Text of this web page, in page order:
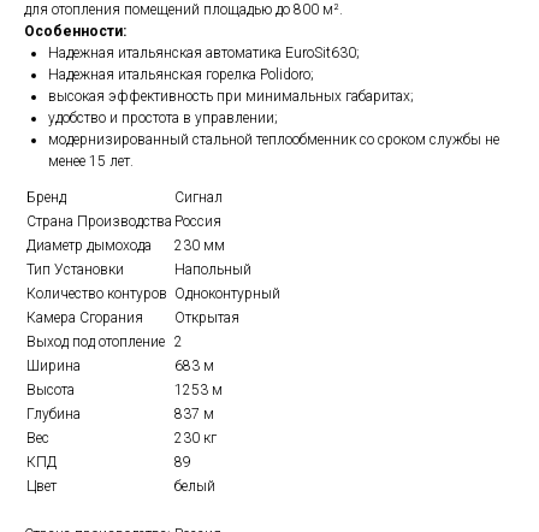
для отопления помещений площадью до 800 м².
Особенности:
Надежная итальянская автоматика EuroSit630;
Надежная итальянская горелка Polidoro;
высокая эффективность при минимальных габаритах;
удобство и простота в управлении;
модернизированный стальной теплообменник со сроком службы не
менее 15 лет.
Бренд
Сигнал
Страна Производства Россия
Диаметр дымохода
230 мм
Тип Установки
Напольный
Количество контуров Одноконтурный
Камера Сгорания
Открытая
Выход под отопление 2
Ширина
683 м
Высота
1253 м
Глубина
837 м
Вес
230 кг
КПД
89
Цвет
белый